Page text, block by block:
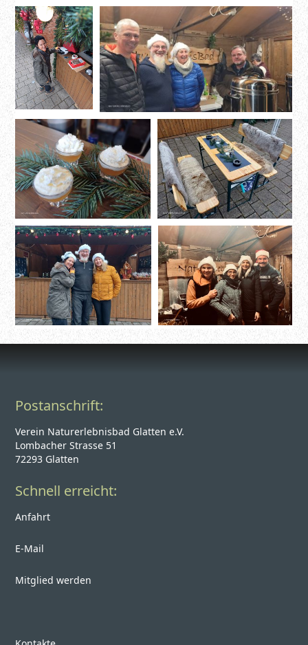
Postanschrift:
Verein Naturerlebnisbad Glatten e.V.
Lombacher Strasse 51
72293 Glatten
Schnell erreicht:
Anfahrt
E-Mail
Mitglied werden